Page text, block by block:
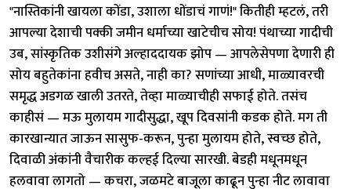
"नास्तिकांनी खायला कोंडा, उशाला धोंडाचं गाणं!" कितीही म्हटलं, तरी
आपल्या देशाची पक्की जमीन धर्माच्या खाटेचीच सोय! पंथाच्या गादीची
उब, सांस्कृतिक उशीसंगे अल्हाददायक झोप — आपलेसेपणा देणारी ही
सोय बहुतेकांना हवीच असते, नाही का? सणांच्या आधी, माळ्यावरची
समृद्ध अडगळ खाली उतरते, तेव्हा माळ्याचीही सफाई होते. तसंच
काहीसं — मऊ मुलायम गादीसुद्धा, खूप दिवसांनी कडक होते. मग ती
कारखान्यात जाऊन सासुफ-करून, पुन्हा मुलायम होते, स्वच्छ होते,
दिवाळी अंकांनी वैचारीक कल्हई दिल्या सारखी. बेडही मधूनमधून
हलवावा लागतो — कचरा, जळमटे बाजूला काढून पुन्हा नीट लावावा